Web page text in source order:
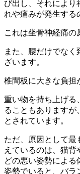
び出し、それにより
れや痛みが発生する
これは坐骨神経痛の
また、腰だけでな
ざいます。
椎間板に大きな負担
重い物を持ち上げる
ることもありますが
とされています。
ただ、原因として最
えているのは、猫
どの悪い姿勢による
姿勢でいると、バラ